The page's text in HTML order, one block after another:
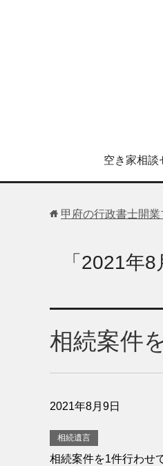
空き家相談
甲府の行政書士開業
「2021年
相続案件
2021年8月9日
相続遺言
相続案件を1件行わせ